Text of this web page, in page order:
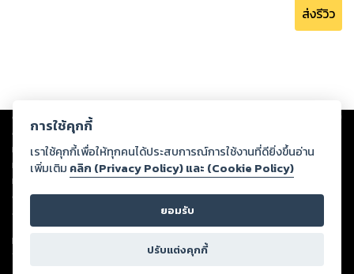
ส่งรีวิว
Copyright © 2026
ต่อผลงานหรือเนื้อหาใดที่อัปโหลดผ่านเว็บไซต์และปรากฏว่าละเมิดสิทธิใน
ทรัพย์สินทางปัญญาของบุคคลอื่นหรือขัดต่อกฎหมายและศีลธรรม ดังนั้น ผู้อ่าน
ทุกท่านโปรดใช้วิจารณญาณในการกลั่นกรองด้วยตนเอง และหากท่านพบว่าส่วน
หนึ่งส่วนใดขัดต่อกฎหมายและศีลธรรม กรุณาแจ้งมายังบริษัท เพื่อทีมงานจะได้
ดำเนินการในทันที ทั้งนี้ ทางสตอรี่ล็อกขอสงวนลิขสิทธิ์ตามพระราชบัญญัติ
ลิขสิทธิ์ พ.ศ. 2537 (ฉบับล่าสุด)
For support: member@ookbee.com
Version
การใช้คุกกี้
เราใช้คุกกี้เพื่อให้ทุกคนได้ประสบการณ์การใช้งานที่ดียิ่งขึ้นอ่าน
เพิ่มเติม คลิก (Privacy Policy) และ (Cookie Policy)
ยอมรับ
ปรับแต่งคุกกี้